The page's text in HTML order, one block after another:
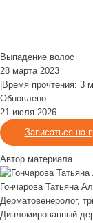
Выпадение волос
28 марта 2023
Время прочтения: 3
Обновлено
21 июля 2026
Записаться на
Автор материала
Гончарова Татьяна
Дерматовенеролог,
Дипломированный